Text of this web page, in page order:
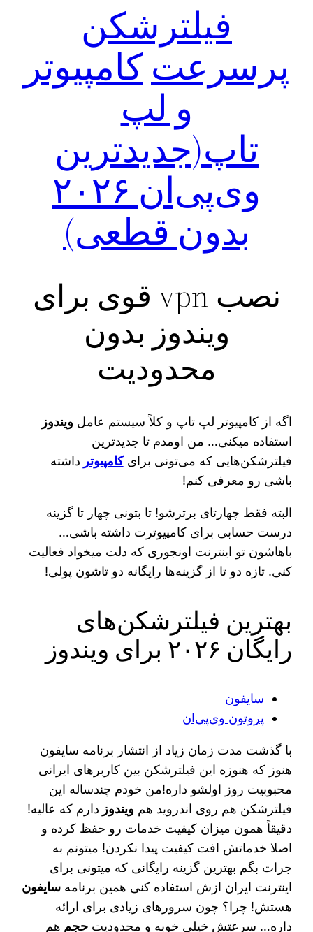
فیلترشکن
پرسرعتکامپیوتر
و لپ
تاپ(جدیدترین
وی‌پی‌ان ۲۰۲۶
بدون قطعی)
نصب ‌vpn قوی‌ برای
ویندوز بدون
محدودیت
اگه از کامپیوتر لپ تاپ و کلاً سیستم عامل ویندوز
استفاده میکنی… من اومدم تا جدیدترین
فیلترشکن‌هایی که می‌تونی برایکامپیوتر داشته
باشی رو معرفی کنم!
البته فقط چهارتای برترشو! تا بتونی چهار تا گزینه
درست حسابی برای کامپیوترت داشته باشی…
باهاشون تو اینترنت اونجوری که دلت میخواد فعالیت
کنی. تازه دو تا از گزینه‌ها رایگانه دو تاشون پولی!
بهترین فیلترشکن‌های
رایگان ۲۰۲۶ برای ویندوز
سایفون
پروتون وی‌پی‌ان
با گذشت مدت زمان زیاد از انتشار برنامه سایفون
هنوز که هنوزه این فیلترشکن بین کاربرهای ایرانی
محبوبیت روز اولشو داره!‌من خودم چندساله این
فیلترشکن هم روی اندروید هم ویندوز دارم که عالیه!
دقیقاً همون میزان کیفیت خدمات رو حفظ کرده و
اصلا خدماتش افت کیفیت پیدا نکردن! میتونم به
جرات بگم بهترین گزینه رایگانی که میتونی برای
اینترنت ایران ازش استفاده کنی همین برنامهسایفون
هستش! چرا؟ چون سرورهای زیادی برای ارائه
داره… سرعتش خیلی خوبه و محدودیتحجم هم